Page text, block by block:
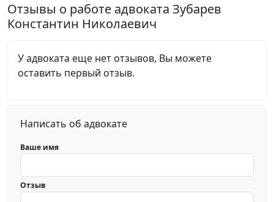
Отзывы о работе адвоката Зубарев
Константин Николаевич
У адвоката еще нет отзывов, Вы можете
оставить первый отзыв.
Написать об адвокате
Ваше имя
Отзыв